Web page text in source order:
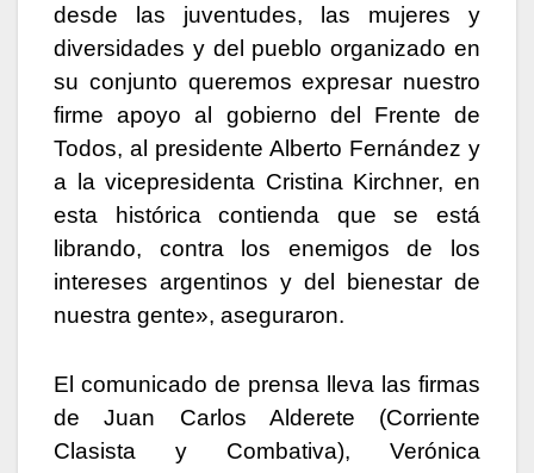
desde las juventudes, las mujeres y
diversidades y del pueblo organizado en
su conjunto queremos expresar nuestro
firme apoyo al gobierno del Frente de
Todos, al presidente Alberto Fernández y
a la vicepresidenta Cristina Kirchner, en
esta histórica contienda que se está
librando, contra los enemigos de los
intereses argentinos y del bienestar de
nuestra gente», aseguraron.
El comunicado de prensa lleva las firmas
de Juan Carlos Alderete (Corriente
Clasista y Combativa), Verónica